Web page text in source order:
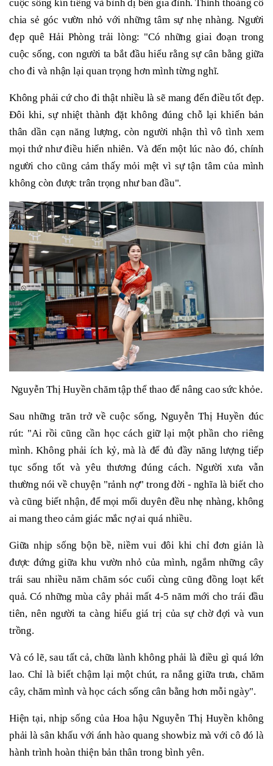
cuộc sống kín tiếng và bình dị bên gia đình. Thỉnh thoảng cô
chia sẻ góc vườn nhỏ với những tâm sự nhẹ nhàng. Người
đẹp quê Hải Phòng trải lòng: "Có những giai đoạn trong
cuộc sống, con người ta bắt đầu hiểu rằng sự cân bằng giữa
cho đi và nhận lại quan trọng hơn mình từng nghĩ.
Không phải cứ cho đi thật nhiều là sẽ mang đến điều tốt đẹp.
Đôi khi, sự nhiệt thành đặt không đúng chỗ lại khiến bản
thân dần cạn năng lượng, còn người nhận thì vô tình xem
mọi thứ như điều hiển nhiên. Và đến một lúc nào đó, chính
người cho cũng cảm thấy mỏi mệt vì sự tận tâm của mình
không còn được trân trọng như ban đầu".
Nguyễn Thị Huyền chăm tập thể thao để nâng cao sức khỏe.
Sau những trăn trở về cuộc sống, Nguyễn Thị Huyền đúc
rút: "Ai rồi cũng cần học cách giữ lại một phần cho riêng
mình. Không phải ích kỷ, mà là để đủ đầy năng lượng tiếp
tục sống tốt và yêu thương đúng cách. Người xưa vẫn
thường nói về chuyện "rảnh nợ" trong đời - nghĩa là biết cho
và cũng biết nhận, để mọi mối duyên đều nhẹ nhàng, không
ai mang theo cảm giác mắc nợ ai quá nhiều.
Giữa nhịp sống bộn bề, niềm vui đôi khi chỉ đơn giản là
được đứng giữa khu vườn nhỏ của mình, ngắm những cây
trái sau nhiều năm chăm sóc cuối cùng cũng đồng loạt kết
quả. Có những mùa cây phải mất 4-5 năm mới cho trái đầu
tiên, nên người ta càng hiểu giá trị của sự chờ đợi và vun
trồng.
Và có lẽ, sau tất cả, chữa lành không phải là điều gì quá lớn
lao. Chỉ là biết chậm lại một chút, ra nắng giữa trưa, chăm
cây, chăm mình và học cách sống cân bằng hơn mỗi ngày".
Hiện tại, nhịp sống của Hoa hậu Nguyễn Thị Huyền không
phải là sân khấu với ánh hào quang showbiz mà với cô đó là
hành trình hoàn thiện bản thân trong bình yên.